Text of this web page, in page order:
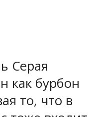
Серая
как бурбон
то, что в